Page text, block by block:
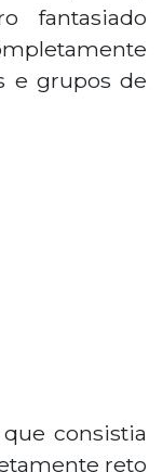
fantasiado
e grupos de
consistia
reto